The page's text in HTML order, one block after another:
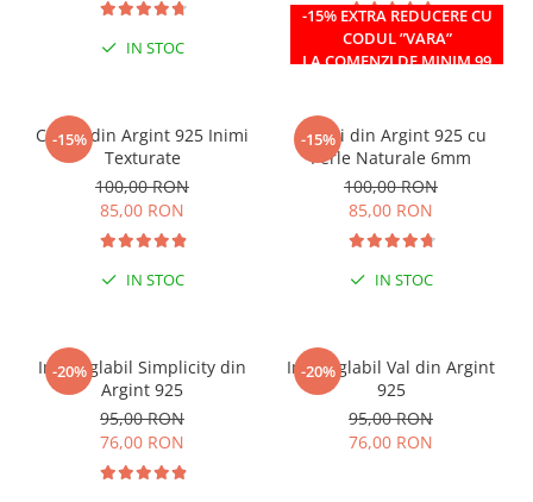
IN STOC
-15% EXTRA REDUCERE CU
CODUL ”VARA”
LA COMENZI DE MINIM 99
IN STOC
-15%
Cercei din Argint 925 Inimi
Texturate
100,00 RON
85,00 RON
IN STOC
-15%
Cercei din Argint 925 cu
Perle Naturale 6mm
100,00 RON
85,00 RON
IN STOC
-20%
Inel reglabil Simplicity din
Argint 925
95,00 RON
76,00 RON
-20%
Inel reglabil Val din Argint
925
95,00 RON
76,00 RON